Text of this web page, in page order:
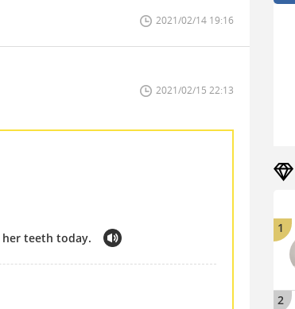
2021/02/14 19:16
2021/02/15 22:13
teeth today.
1
2